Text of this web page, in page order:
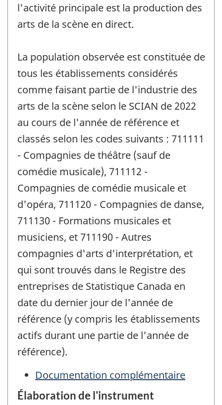
l'activité principale est la production des
arts de la scène en direct.
La population observée est constituée de
tous les établissements considérés
comme faisant partie de l'industrie des
arts de la scène selon le SCIAN de 2022
au cours de l'année de référence et
classés selon les codes suivants : 711111
- Compagnies de théâtre (sauf de
comédie musicale), 711112 -
Compagnies de comédie musicale et
d'opéra, 711120 - Compagnies de danse,
711130 - Formations musicales et
musiciens, et 711190 - Autres
compagnies d'arts d'interprétation, et
qui sont trouvés dans le Registre des
entreprises de Statistique Canada en
date du dernier jour de l'année de
référence (y compris les établissements
actifs durant une partie de l'année de
référence).
Documentation complémentaire
Élaboration de l'instrument